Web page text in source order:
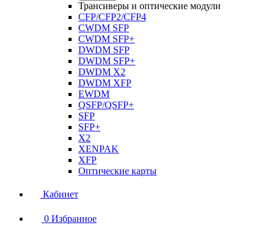
Трансиверы и оптические модули
CFP/CFP2/CFP4
CWDM SFP
CWDM SFP+
DWDM SFP
DWDM SFP+
DWDM X2
DWDM XFP
EWDM
QSFP/QSFP+
SFP
SFP+
X2
XENPAK
XFP
Оптические карты
Кабинет
0 Избранное